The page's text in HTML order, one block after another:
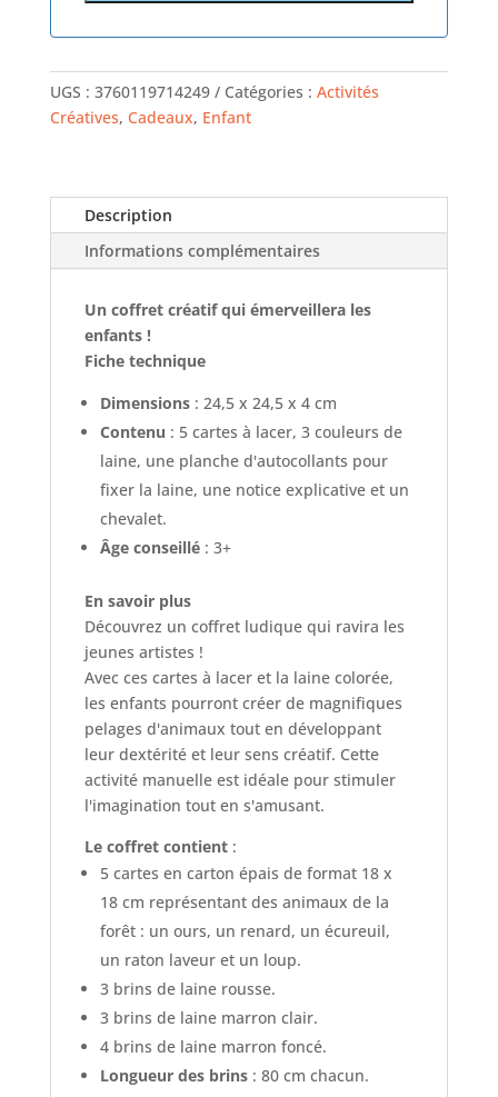
UGS : 3760119714249 Catégories : Activités
Créatives, Cadeaux, Enfant
Description
Informations complémentaires
Un coffret créatif qui émerveillera les
enfants !
Fiche technique
Dimensions: 24,5 x 24,5 x 4 cm
Contenu : 5 cartes à lacer, 3 couleurs de
laine, une planche d'autocollants pour
fixer la laine, une notice explicative et un
chevalet.
Âge conseillé: 3+
En savoir plus
Découvrez un coffret ludique qui ravira les
jeunes artistes !
Avec ces cartes à lacer et la laine colorée,
les enfants pourront créer de magnifiques
pelages d'animaux tout en développant
leur dextérité et leur sens créatif. Cette
activité manuelle est idéale pour stimuler
l'imagination tout en s'amusant.
Le coffret contient:
5 cartes en carton épais de format 18 x
18 cm représentant des animaux de la
forêt : un ours, un renard, un écureuil,
un raton laveur et un loup.
3 brins de laine rousse.
3 brins de laine marron clair.
4 brins de laine marron foncé.
Longueur des brins: 80 cm chacun.